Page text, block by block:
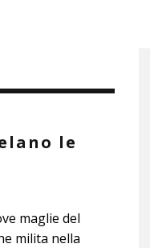
le
maglie del
milita nella